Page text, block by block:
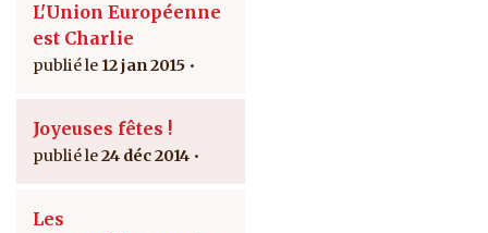
L'Union Européenne
est Charlie
12 jan 2015
Joyeuses fêtes !
24 déc 2014
Les